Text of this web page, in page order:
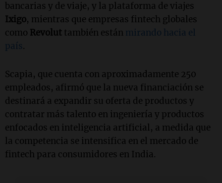
bancarias y de viaje, y la plataforma de viajes
Ixigo, mientras que empresas fintech globales
como Revolut también están mirando hacia el
país.
Scapia, que cuenta con aproximadamente 250
empleados, afirmó que la nueva financiación se
destinará a expandir su oferta de productos y
contratar más talento en ingeniería y productos
enfocados en inteligencia artificial, a medida que
la competencia se intensifica en el mercado de
fintech para consumidores en India.